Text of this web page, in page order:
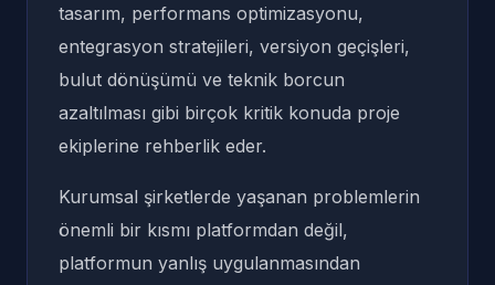
tasarım, performans optimizasyonu,
entegrasyon stratejileri, versiyon geçişleri,
bulut dönüşümü ve teknik borcun
azaltılması gibi birçok kritik konuda proje
ekiplerine rehberlik eder.
Kurumsal şirketlerde yaşanan problemlerin
önemli bir kısmı platformdan değil,
platformun yanlış uygulanmasından